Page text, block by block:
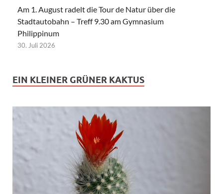
Am 1. August radelt die Tour de Natur über die
Stadtautobahn – Treff 9.30 am Gymnasium
Philippinum
30. Juli 2026
EIN KLEINER GRÜNER KAKTUS